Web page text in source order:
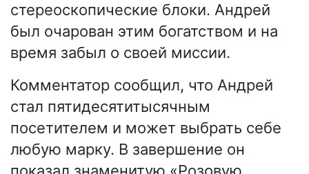
стереоскопические блоки. Андрей
был очарован этим богатством и на
время забыл о своей миссии.
Комментатор сообщил, что Андрей
стал пятидесятитысячным
посетителем и может выбрать себе
любую марку. В завершение он
показал знаменитую «Розовую